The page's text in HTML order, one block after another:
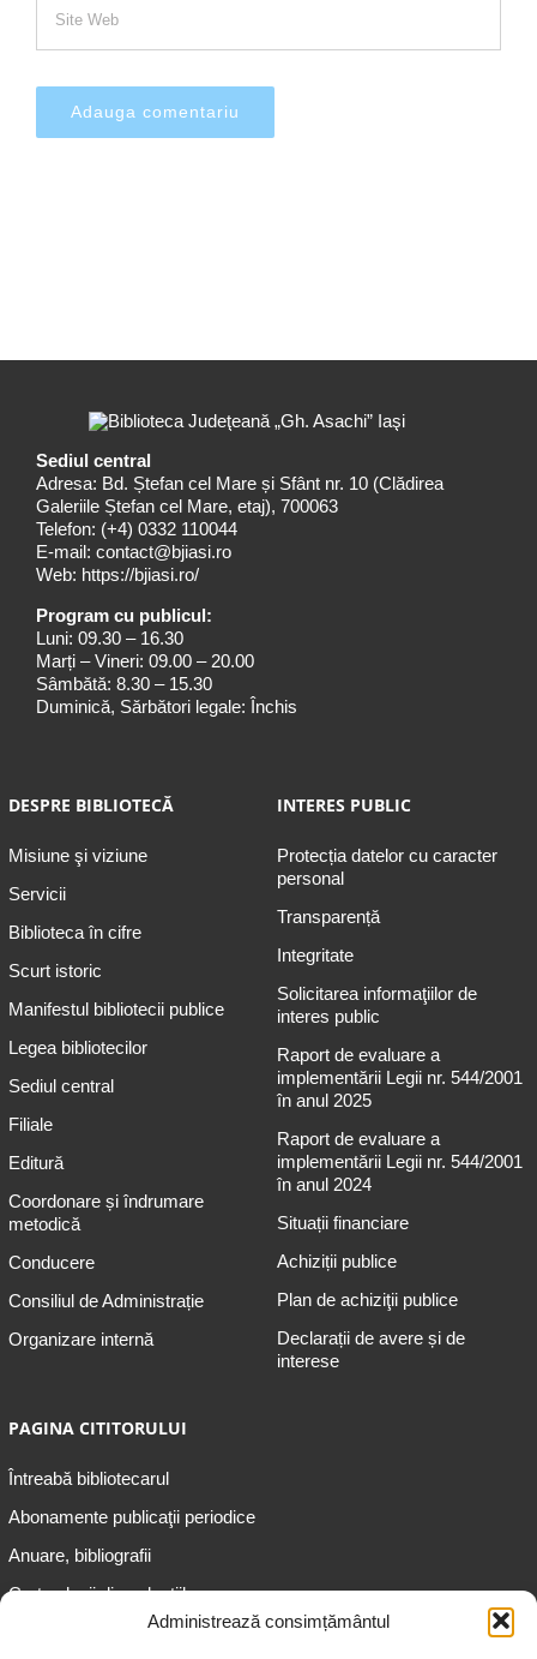
Administrează consimțământul
Sediul central
Adresa: Bd. Ștefan cel Mare și Sfânt nr. 10 (Clădirea
Galeriile Ștefan cel Mare, etaj), 700063
Telefon: (+4) 0332 110044
E-mail: contact@bjiasi.ro
Web: https://bjiasi.ro/
Program cu publicul:
Luni: 09.30 – 16.30
Marți – Vineri: 09.00 – 20.00
Sâmbătă: 8.30 – 15.30
Duminică, Sărbători legale: Închis
DESPRE BIBLIOTECĂ
Misiune şi viziune
Servicii
Biblioteca în cifre
Scurt istoric
Manifestul bibliotecii publice
Legea bibliotecilor
Sediul central
Filiale
Editură
Coordonare și îndrumare
metodică
Conducere
Consiliul de Administrație
Organizare internă
INTERES PUBLIC
Protecția datelor cu caracter
personal
Transparență
Integritate
Solicitarea informaţiilor de
interes public
Raport de evaluare a
implementării Legii nr. 544/2001
în anul 2025
Raport de evaluare a
implementării Legii nr. 544/2001
în anul 2024
Situații financiare
Achiziții publice
Plan de achiziţii publice
Declarații de avere și de
interese
PAGINA CITITORULUI
Întreabă bibliotecarul
Abonamente publicaţii periodice
Anuare, bibliografii
Cartea lunii din colecțiile